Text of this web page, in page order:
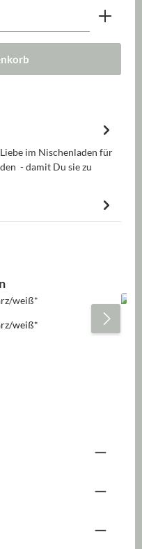
Wert ein
im Nischenladen für
- damit Du sie zu
weiß*